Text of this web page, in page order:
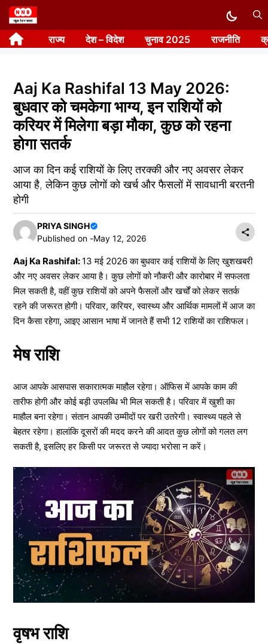
Skip
to
content राज्य देश – विदेश चुनाव 2025 राजनीति
Aaj Ka Rashifal 13 May 2026:
बुधवार को चमकेगा भाग्य, इन राशियों को
करियर में मिलेगा बड़ा मौका, कुछ को रहना
होगा सतर्क
आज का दिन कई राशियों के लिए तरक्की और नए अवसर लेकर
आया है, लेकिन कुछ लोगों को खर्च और फैसलों में सावधानी बरतनी
होगी
PRIYA SINGH
Published on -May 12, 2026
Aaj Ka Rashifal: 13 मई 2026 का बुधवार कई राशियों के लिए खुशखबरी
और नए अवसर लेकर आया है। कुछ लोगों को नौकरी और कारोबार में सफलता
मिल सकती है, वहीं कुछ राशियों को अपने फैसलों और खर्चों को लेकर सतर्क
रहने की जरूरत होगी। परिवार, करियर, स्वास्थ्य और आर्थिक मामलों में आज का
दिन कैसा रहेगा, आइए आसान भाषा में जानते हैं सभी 12 राशियों का राशिफल।
मेष राशि
आज आपके आसपास सकारात्मक माहौल रहेगा। ऑफिस में आपके काम की
तारीफ होगी और कोई बड़ी उपलब्धि भी मिल सकती है। परिवार में खुशी का
माहौल बना रहेगा। संतान आपकी उम्मीदों पर खरी उतरेगी। स्वास्थ्य पहले से
बेहतर रहेगा। हालांकि दूसरों की मदद करने की आदत कुछ लोगों को गलत लग
सकती है, इसलिए हर किसी पर जरूरत से ज्यादा भरोसा न करें।
वृषभ राशि